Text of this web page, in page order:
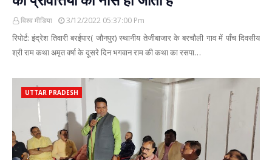
विश्व मीडिया 3/12/2022 05:37:00 Pm
रिपोर्ट: इंद्रेश तिवारी बरईपार( जौनपुर) स्थानीय तेजीबाजार के बरचौली गाव में पाँच दिवसीय
श्री राम कथा अमृत वर्षा के दूसरे दिन भगवान राम की कथा का रसपा…
UTTAR PRADESH